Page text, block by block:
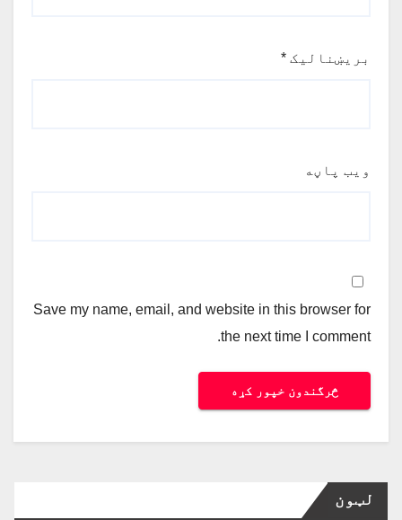
بریښنالیک *
ویب پاڼه
Save my name, email, and website in this browser for
the next time I comment.
لټون